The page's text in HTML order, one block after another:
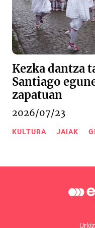
Kezka dantza
Santiago
zapatuan
2026/07/23
KULTURA JAIAK